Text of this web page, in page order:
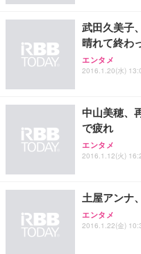
武田久美子
晴れて終わ
エンタメ
2016.1.20(水)
中山美穂、
で疲れ
エンタメ
2016.1.12(火)
土屋アンナ
エンタメ
2016.1.22(金)